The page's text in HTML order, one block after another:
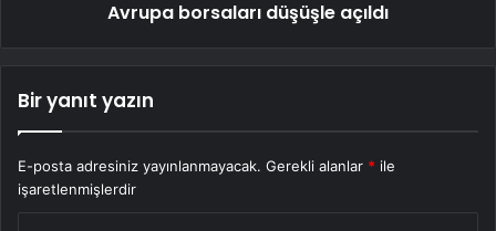
Avrupa borsaları düşüşle açıldı
Bir yanıt yazın
E-posta adresiniz yayınlanmayacak. Gerekli alanlar * ile
işaretlenmişlerdir